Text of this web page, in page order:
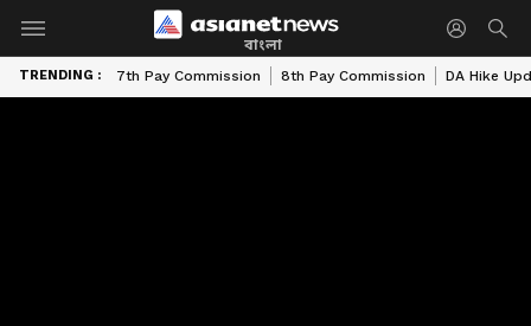
বাংলা
TRENDING : 7th Pay Commission 8th Pay Commission DA Hike